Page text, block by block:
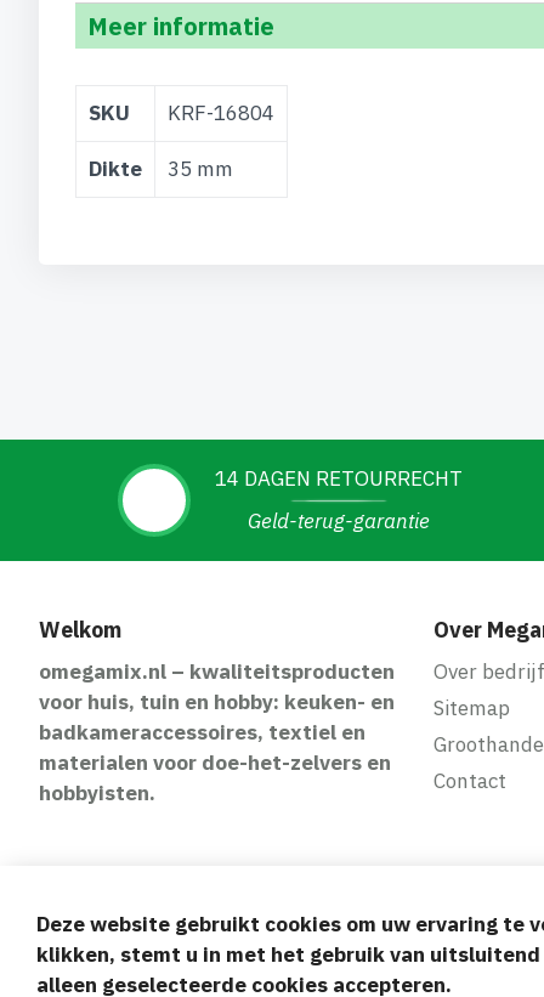
Meer informatie
informatie
SKU KRF-16804
Dikte 35 mm
14 DAGEN RETOURRECHT
Geld-terug-garantie
Welkom
omegamix.nl – kwaliteitsproducten
voor huis, tuin en hobby: keuken- en
badkameraccessoires, textiel en
materialen voor doe-het-zelvers en
hobbyisten.
Over
Over bedrijf
Sitemap
Contact
Veilige en
Deze website gebruikt cookies om uw ervaring te
klikken, stemt u in met het gebruik van
alleen geselecteerde cookies accepteren.